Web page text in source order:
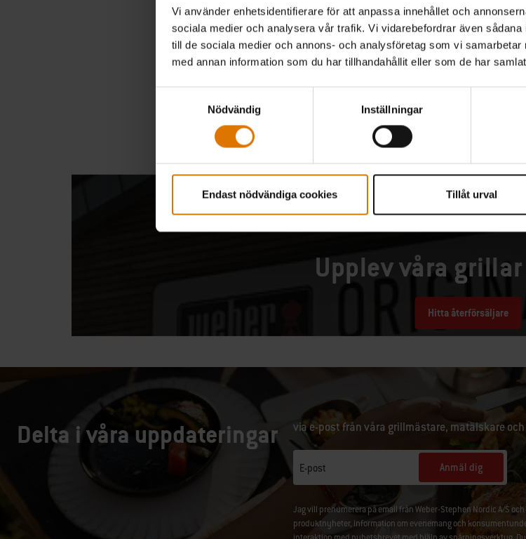
Vi använder enhetsidentifierare för att anpassa innehållet och
sociala medier och analysera vår trafik. Vi vidarebefordrar även
till de sociala medier och annons- och analysföretag som vi
med annan information som du har tillhandahållit eller som de har
Nödvändig
Inställningar
Endast nödvändiga cookies Tillåt urval
Color Options
Svart Select grill Color
Svart
Är du osäker på vilken Weber som passar dig? Få expertråd
att hitta din perfekta match.
Upplev våra
Hitta återförsäljare
Delta i våra uppdateringar via e-post från våra grillmästare, matälskare
E-post Anmäl dig
Jag vill prenumerera på email från Weber-Stephen Nordic A/S
produktnyheter, information om evenemang och